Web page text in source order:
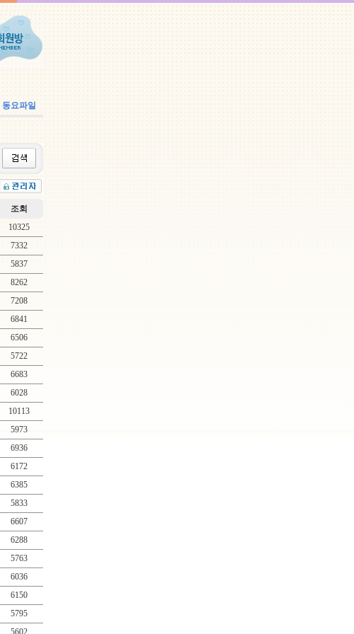
동요파일
조회
10325
7332
5837
8262
7208
6841
6506
5722
6683
6028
10113
5973
6936
6172
6385
5833
6607
6288
5763
6036
6150
5795
5602